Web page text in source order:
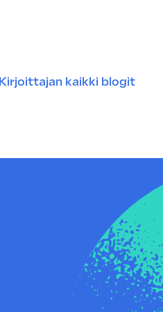
Kirjoittajan kaikki blogit